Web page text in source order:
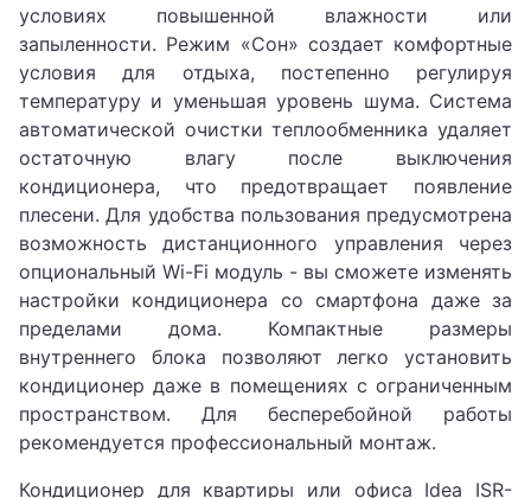
условиях повышенной влажности или
запыленности. Режим «Сон» создает комфортные
условия для отдыха, постепенно регулируя
температуру и уменьшая уровень шума. Система
автоматической очистки теплообменника удаляет
остаточную влагу после выключения
кондиционера, что предотвращает появление
плесени. Для удобства пользования предусмотрена
возможность дистанционного управления через
опциональный Wi-Fi модуль - вы сможете изменять
настройки кондиционера со смартфона даже за
пределами дома. Компактные размеры
внутреннего блока позволяют легко установить
кондиционер даже в помещениях с ограниченным
пространством. Для бесперебойной работы
рекомендуется профессиональный монтаж.
Кондиционер для квартиры или офиса Idea ISR-